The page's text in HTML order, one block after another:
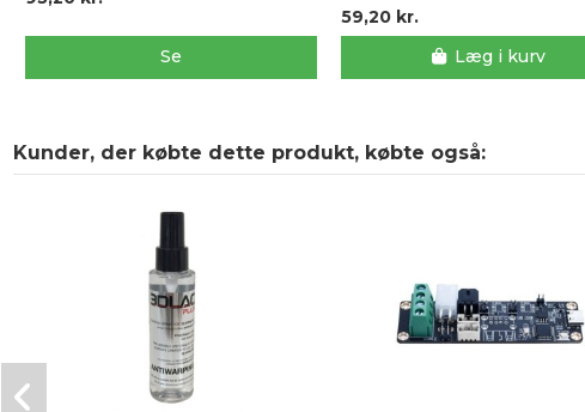
Se
59,20 kr.
Læg i kurv
Kunder, der købte dette produkt, købte også: